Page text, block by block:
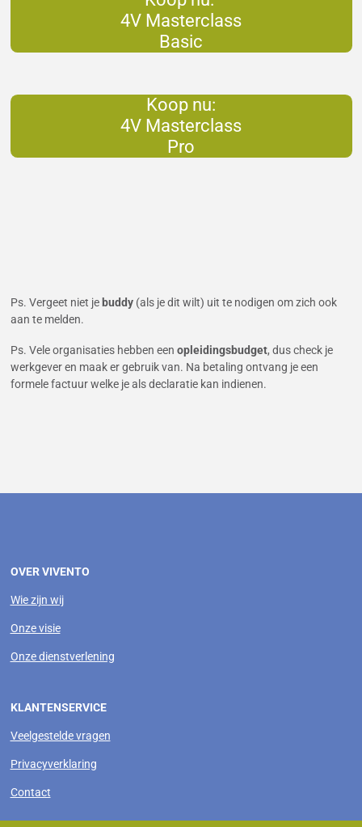
4V Masterclass
Basic
Koop nu:
4V Masterclass
Pro
Ps. Vergeet niet je buddy(als je dit wilt) uit te nodigen om zich ook
aan te melden.
Ps. Vele organisaties hebben een opleidingsbudget, dus check je
werkgever en maak er gebruik van. Na betaling ontvang je een
formele factuur welke je als declaratie kan indienen.
OVER VIVENTO
Wie zijn wij
Onze visie
Onze dienstverlening
KLANTENSERVICE
Veelgestelde vragen
Privacyverklaring
Contact